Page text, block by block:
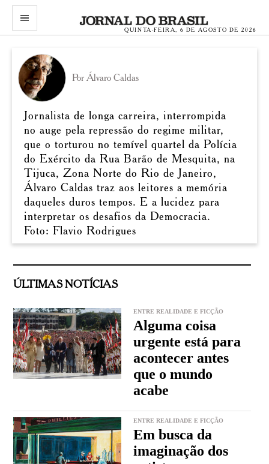
menu
QUINTA-FEIRA, 6 DE AGOSTO DE 2026
Por Álvaro Caldas
Jornalista de longa carreira, interrompida
no auge pela repressão do regime militar,
que o torturou no temível quartel da Polícia
do Exército da Rua Barão de Mesquita, na
Tijuca, Zona Norte do Rio de Janeiro,
Álvaro Caldas traz aos leitores a memória
daqueles duros tempos. E a lucidez para
interpretar os desafios da Democracia.
Foto: Flavio Rodrigues
ÚLTIMAS NOTÍCIAS
ENTRE REALIDADE E FICÇÃO
Alguma coisa
urgente está para
acontecer antes
que o mundo
acabe
ENTRE REALIDADE E FICÇÃO
Em busca da
imaginação dos